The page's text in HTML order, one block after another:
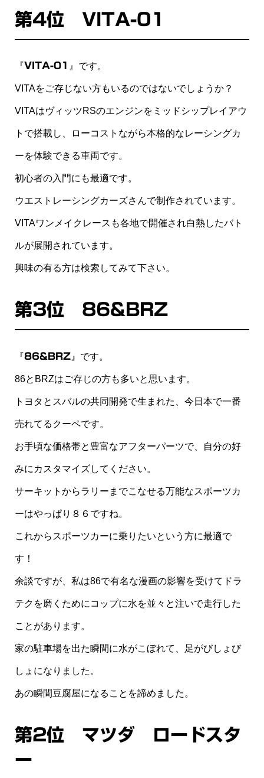
第4位 VITA-01
『VITA-01 』です。
VITAをご存じない方もいるのではないでしょうか？
VITAはヴィッツRSのエンジンをミッドシップレイアウ
トで搭載し、ローコストながら本格的なレーシングカ
ーを体験できる車両です。
初心者の入門にも最適です。
ウエストレーシングカーズさんで制作されています。
VITAワンメイクレースも各地で開催され白熱したバト
ルが展開されています。
興味の有る方は検索してみて下さい。
第3位 86&BRZ
『86&BRZ』です。
86とBRZはご存じの方も多いと思います。
トヨタとスバルの共同開発で生まれた、今日本で一番
売れてるクーペです。
お手頃な価格帯と豊富なアフターパーツで、自分の好
みにカスタマイズしてください。
サーキットからラリーまでこなせる万能なスポーツカ
ーはやっぱり８６ですね。
これからスポーツカーに乗りたいという方に最適で
す！
余談ですが、私は86で有名な漫画の影響を受けてドラ
テクを磨くためにコップに水を並々と注いで走行した
ことがあります。
家の駐車場を出た瞬間に水がこぼれて、足がびしょび
しょになりました。
あの瞬間豆腐屋になることを諦めました。
第2位 マツダ ロードスタ
ー